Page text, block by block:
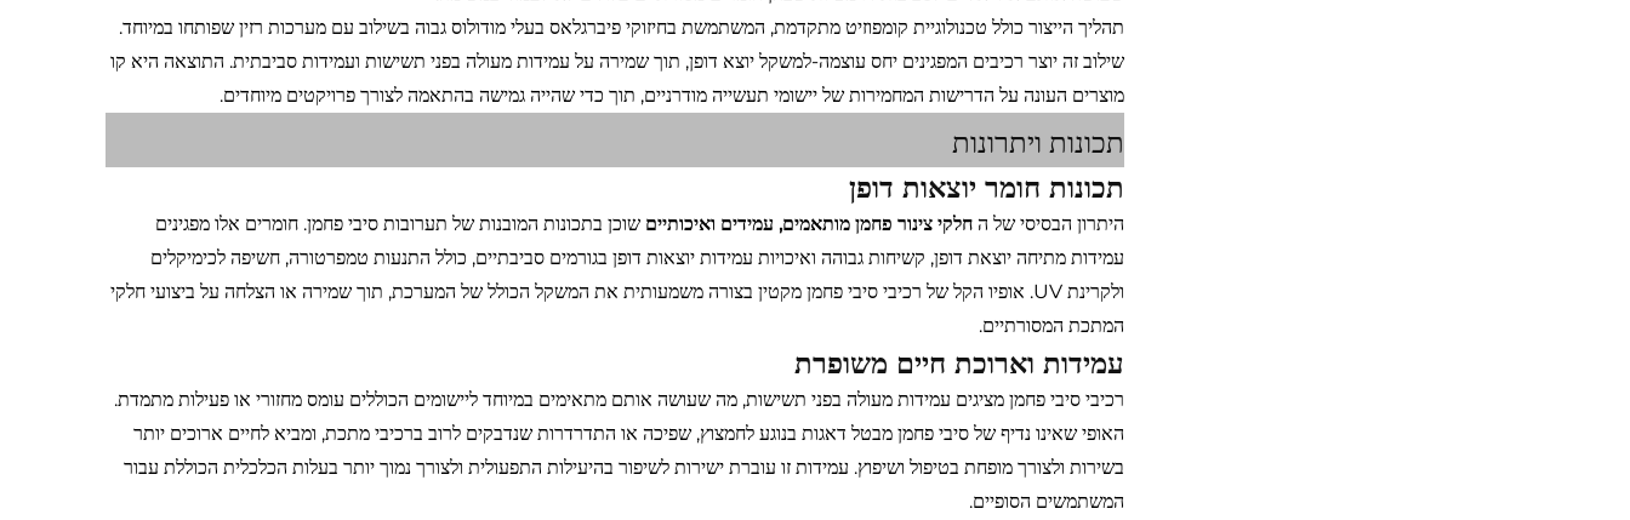
תהליך הייצור כולל טכנולוגיית קומפוזיט מתקדמת, המשתמשת בחיזוקי פיברגלאס בעלי מודולוס גבוה בשילוב עם מערכות רזין שפותחו במיוחד.
שילוב זה יוצר רכיבים המפגינים יחס עוצמה-למשקל יוצא דופן, תוך שמירה על עמידות מעולה בפני תשישות ועמידות סביבתית. התוצאה היא קו
מוצרים העונה על הדרישות המחמירות של יישומי תעשייה מודרניים, תוך כדי שהייה גמישה בהתאמה לצורך פרויקטים מיוחדים.
תכונות ויתרונות
תכונות חומר יוצאות דופן
היתרון הבסיסי של ה חלקי צינור פחמן מותאמים, עמידים ואיכותיים שוכן בתכונות המובנות של תערובות סיבי פחמן. חומרים אלו מפגינים
עמידות מתיחה יוצאת דופן, קשיחות גבוהה ואיכויות עמידות יוצאות דופן בגורמים סביבתיים, כולל התנעות טמפרטורה, חשיפה לכימיקלים
ולקרינת UV. אופיו הקל של רכיבי סיבי פחמן מקטין בצורה משמעותית את המשקל הכולל של המערכת, תוך שמירה או הצלחה על ביצועי חלקי
המתכת המסורתיים.
עמידות וארוכת חיים משופרת
רכיבי סיבי פחמן מציגים עמידות מעולה בפני תשישות, מה שעושה אותם מתאימים במיוחד ליישומים הכוללים עומס מחזורי או פעילות מתמדת.
האופי שאינו נדיף של סיבי פחמן מבטל דאגות בנוגע לחמצוץ, שפיכה או התדרדרות שנדבקים לרוב ברכיבי מתכת, ומביא לחיים ארוכים יותר
בשירות ולצורך מופחת בטיפול ושיפוץ. עמידות זו עוברת ישירות לשיפור בהיעילות התפעולית ולצורך נמוך יותר בעלות הכלכלית הכוללת עבור
המשתמשים הסופיים.